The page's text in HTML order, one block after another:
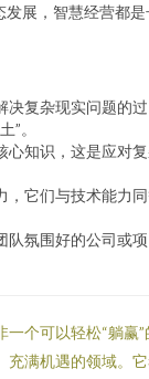
发展，智慧经营都是
决复杂现实问题的过
”。
心知识，这是应对
，它们与技术能力
队氛围好的公司或
个可以轻松“躺赢”
充满机遇的领域。